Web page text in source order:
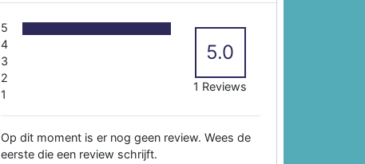
5
4
3
2
1
5.0
1 Reviews
Op dit moment is er nog geen review. Wees de
eerste die een review schrijft.